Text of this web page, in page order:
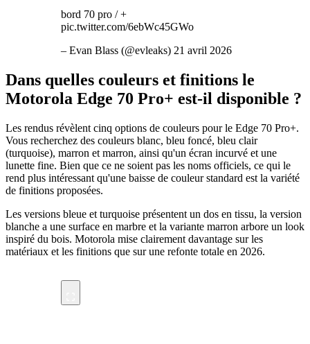
bord 70 pro / +
pic.twitter.com/6ebWc45GWo
– Evan Blass (@evleaks) 21 avril 2026
Dans quelles couleurs et finitions le
Motorola Edge 70 Pro+ est-il disponible ?
Les rendus révèlent cinq options de couleurs pour le Edge 70 Pro+.
Vous recherchez des couleurs blanc, bleu foncé, bleu clair
(turquoise), marron et marron, ainsi qu'un écran incurvé et une
lunette fine. Bien que ce ne soient pas les noms officiels, ce qui le
rend plus intéressant qu'une baisse de couleur standard est la variété
de finitions proposées.
Les versions bleue et turquoise présentent un dos en tissu, la version
blanche a une surface en marbre et la variante marron arbore un look
inspiré du bois. Motorola mise clairement davantage sur les
matériaux et les finitions que sur une refonte totale en 2026.